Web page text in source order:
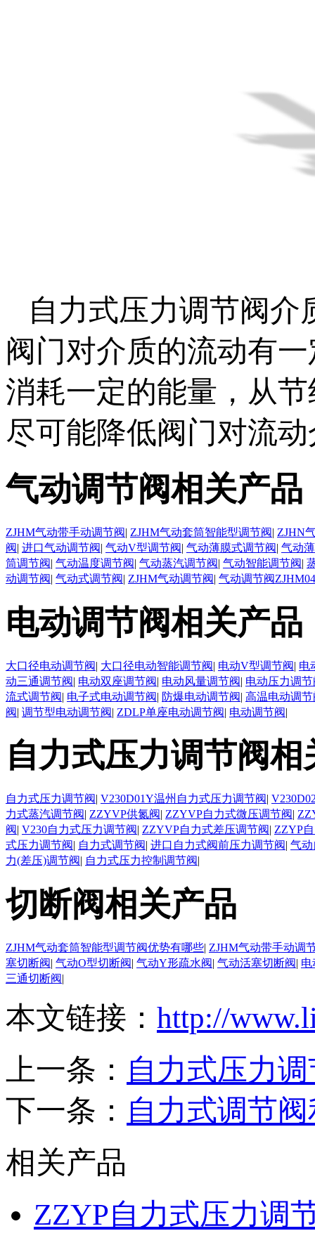
自力式压力调节阀
阀门对介质的流动有
消耗一定的能量，从
尽可能降低阀门对流
气动调节阀相关产品
ZJHM气动带手动调节阀| ZJHM气动套筒智能型调节阀| ZJHN
阀| 进口气动调节阀| 气动V型调节阀| 气动薄膜式调节阀| 气动
筒调节阀| 气动温度调节阀| 气动蒸汽调节阀| 气动智能调节阀|
动调节阀| 气动式调节阀| ZJHM气动调节阀| 气动调节阀ZJHM04
电动调节阀相关产品
大口径电动调节阀| 大口径电动智能调节阀| 电动V型调节阀| 电
动三通调节阀| 电动双座调节阀| 电动风量调节阀| 电动压力调节
流式调节阀| 电子式电动调节阀| 防爆电动调节阀| 高温电动调节
阀| 调节型电动调节阀| ZDLP单座电动调节阀| 电动调节阀|
自力式压力调节阀相
自力式压力调节阀| V230D01Y温州自力式压力调节阀|
力式蒸汽调节阀| ZZYVP供氮阀| ZZYVP自力式微压调节阀|
阀| V230自力式压力调节阀| ZZYVP自力式差压调节阀| ZZYP
式压力调节阀| 自力式调节阀| 进口自力式阀前压力调节阀| 气
力(差压)调节阀| 自力式压力控制调节阀|
切断阀相关产品
ZJHM气动套筒智能型调节阀优势有哪些| ZJHM气动带手动调
塞切断阀| 气动O型切断阀| 气动Y形疏水阀| 气动活塞切断阀| 电
三通切断阀|
本文链接： http://
上一条： 自力式压力
下一条： 自力式调节
相关产品
ZZYP自力式压力调